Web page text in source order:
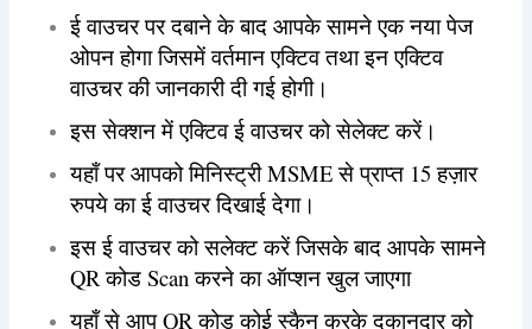
ई वाउचर पर दबाने के बाद आपके सामने एक नया पेज
ओपन होगा जिसमें वर्तमान एक्टिव तथा इन एक्टिव
वाउचर की जानकारी दी गई होगी।
इस सेक्शन में एक्टिव ई वाउचर को सेलेक्ट करें।
यहाँ पर आपको मिनिस्ट्री MSME से प्राप्त 15 हज़ार
रुपये का ई वाउचर दिखाई देगा।
इस ई वाउचर को सलेक्ट करें जिसके बाद आपके सामने
QR कोड Scan करने का ऑप्शन खुल जाएगा
यहाँ से आप QR कोड कोई स्कैन करके दुकानदार को